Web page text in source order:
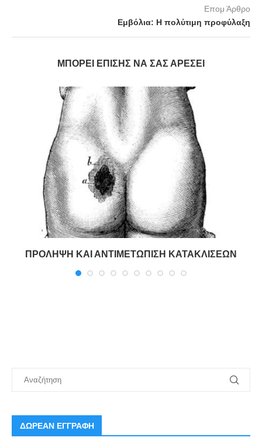
Επομ Άρθρο
Εμβόλια: Η πολύτιμη προφύλαξη
ΜΠΟΡΕΊ ΕΠΊΣΗΣ ΝΑ ΣΑΣ ΑΡΈΣΕΙ
ΠΡΟΛΗΨΗ ΚΑΙ ΑΝΤΙΜΕΤΩΠΙΣΗ ΚΑΤΑΚΛΙΣΕΩΝ
ΔΩΡΕΑΝ ΕΓΓΡΑΦΗ